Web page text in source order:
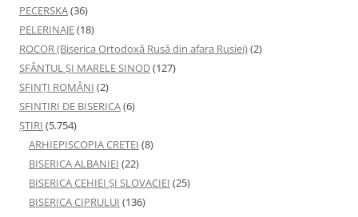
PECERSKA(36)
PELERINAJE(18)
ROCOR (Biserica Ortodoxă Rusă din afara Rusiei)(2)
SFÂNTUL ȘI MARELE SINOD(127)
SFINȚI ROMÂNI (2)
SFINTIRI DE BISERICA(6)
ŞTIRI (5.754)
ARHIEPISCOPIA CRETEI (8)
BISERICA ALBANIEI (22)
BISERICA CEHIEI ŞI SLOVACIEI (25)
BISERICA CIPRULUI (136)